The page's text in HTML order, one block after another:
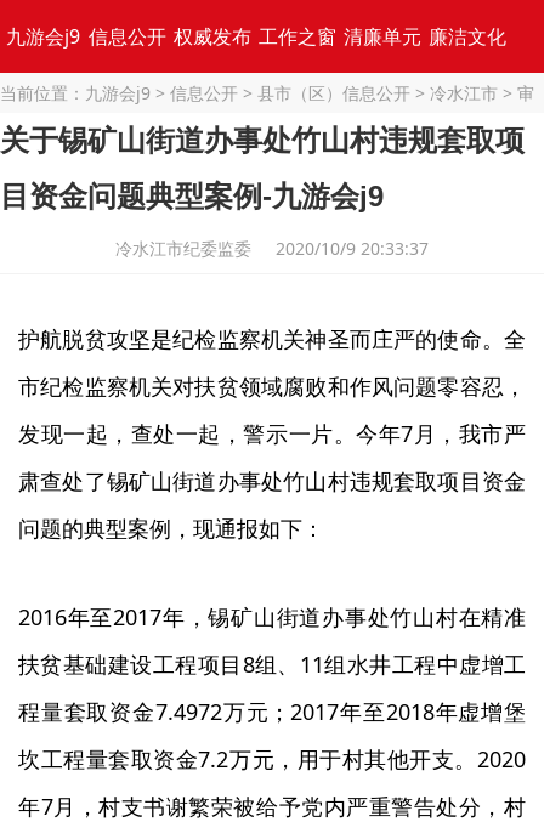
九游会j9 信息公开 权威发布 工作之窗 清廉单元 廉洁文化
专题集锦
当前位置： 九游会j9 > 信息公开 > 县市（区）信息公开 > 冷水江市 > 审
查调查>党纪政务处分> 正文
关于锡矿山街道办事处竹山村违规套取项
目资金问题典型案例-九游会j9
冷水江市纪委监委 2020/10/9 20:33:37
护航脱贫攻坚是纪检监察机关神圣而庄严的使命。全
市纪检监察机关对扶贫领域腐败和作风问题零容忍，
发现一起，查处一起，警示一片。今年7 月，我市严
肃查处了锡矿山街道办事处竹山村违规套取项目资金
问题的典型案例，现通报如下：
2016年至2017年，锡矿山街道办事处竹山村在精准
扶贫基础建设工程项目 8组、 11组水井工程中虚增工
程量套取资金7.4972万元；2017年至2018年虚增堡
坎工程量套取资金7.2万元，用于村其他开支。2020
年7月，村支书谢繁荣被给予党内严重警告处分，村